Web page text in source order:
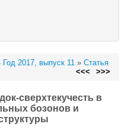
Год 2017, выпуск 11 » Статья
<<< >>>
сверхтекучесть в
бозонов и